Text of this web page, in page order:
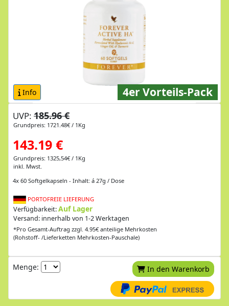
Info 4er Vorteils-Pack
UVP: 185.96 €
Grundpreis: 1721.48€ / 1Kg
143.19 €
Grundpreis: 1325,54€ / 1Kg
inkl. Mwst.
4x 60 Softgelkapseln - Inhalt: á 27g / Dose
PORTOFREIE LIEFERUNG
Verfügbarkeit:Auf Lager
Versand: innerhalb von 1-2 Werktagen
*Pro Gesamt-Auftrag zzgl. 4.95€ anteilige Mehrkosten
(Rohstoff- /Lieferketten Mehrkosten-Pauschale)
Menge: In den Warenkorb